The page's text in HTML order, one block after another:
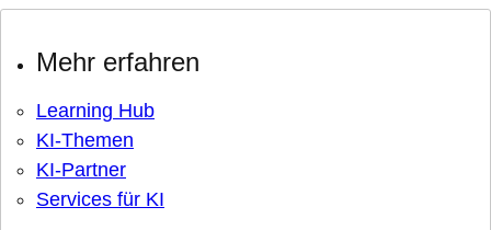
Mehr erfahren
Learning Hub
KI-Themen
KI-Partner
Services für KI